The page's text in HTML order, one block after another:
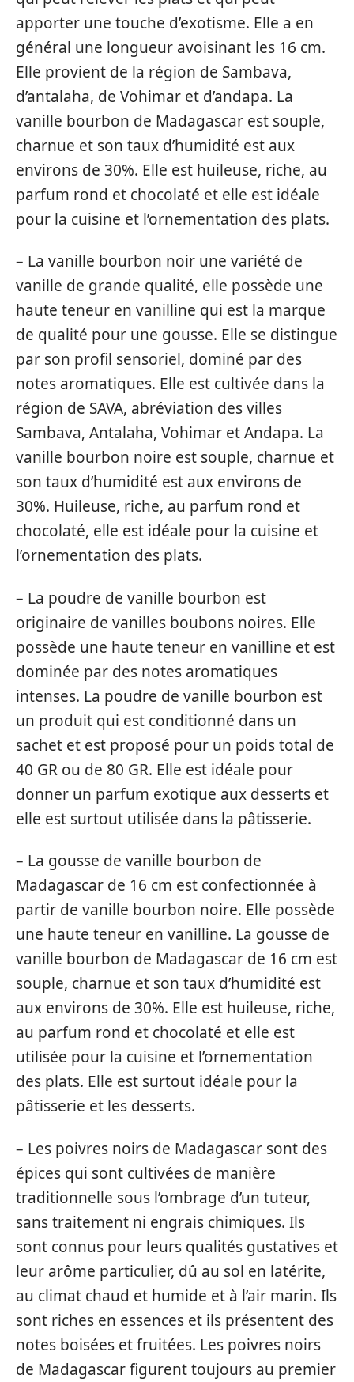
apporter une touche d’exotisme. Elle a en
général une longueur avoisinant les 16 cm.
Elle provient de la région de Sambava,
d’antalaha, de Vohimar et d’andapa. La
vanille bourbon de Madagascar est souple,
charnue et son taux d’humidité est aux
environs de 30%. Elle est huileuse, riche, au
parfum rond et chocolaté et elle est idéale
pour la cuisine et l’ornementation des plats.
– La vanille bourbon noir une variété de
vanille de grande qualité, elle possède une
haute teneur en vanilline qui est la marque
de qualité pour une gousse. Elle se distingue
par son profil sensoriel, dominé par des
notes aromatiques. Elle est cultivée dans la
région de SAVA, abréviation des villes
Sambava, Antalaha, Vohimar et Andapa. La
vanille bourbon noire est souple, charnue et
son taux d’humidité est aux environs de
30%. Huileuse, riche, au parfum rond et
chocolaté, elle est idéale pour la cuisine et
l’ornementation des plats.
– La poudre de vanille bourbon est
originaire de vanilles boubons noires. Elle
possède une haute teneur en vanilline et est
dominée par des notes aromatiques
intenses. La poudre de vanille bourbon est
un produit qui est conditionné dans un
sachet et est proposé pour un poids total de
40 GR ou de 80 GR. Elle est idéale pour
donner un parfum exotique aux desserts et
elle est surtout utilisée dans la pâtisserie.
– La gousse de vanille bourbon de
Madagascar de 16 cm est confectionnée à
partir de vanille bourbon noire. Elle possède
une haute teneur en vanilline. La gousse de
vanille bourbon de Madagascar de 16 cm est
souple, charnue et son taux d’humidité est
aux environs de 30%. Elle est huileuse, riche,
au parfum rond et chocolaté et elle est
utilisée pour la cuisine et l’ornementation
des plats. Elle est surtout idéale pour la
pâtisserie et les desserts.
– Les poivres noirs de Madagascar sont des
épices qui sont cultivées de manière
traditionnelle sous l’ombrage d’un tuteur,
sans traitement ni engrais chimiques. Ils
sont connus pour leurs qualités gustatives et
leur arôme particulier, dû au sol en latérite,
au climat chaud et humide et à l’air marin. Ils
sont riches en essences et ils présentent des
notes boisées et fruitées. Les poivres noirs
de Madagascar figurent toujours au premier